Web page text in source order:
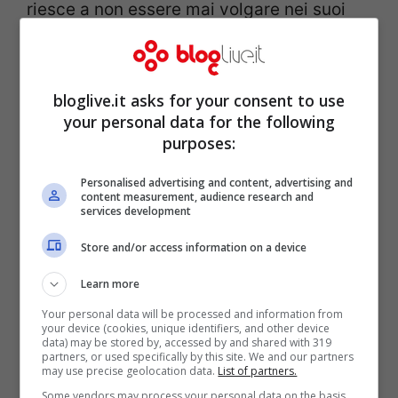
riesce a non essere mai volgare nei suoi
post, mostrando però il suo corpo
composto da curve perfette e da capogiro
che fanno innamorare i suoi folowers.
Nell’ultima foto condivisa sul suo profilo
bloglive.it asks for your consent to use
your personal data for the following
purposes:
Personalised advertising and content, advertising and
content measurement, audience research and
services development
Store and/or access information on a device
Learn more
Your personal data will be processed and information from
your device (cookies, unique identifiers, and other device
data) may be stored by, accessed by and shared with 319
partners, or used specifically by this site. We and our partners
may use precise geolocation data. List of partners.